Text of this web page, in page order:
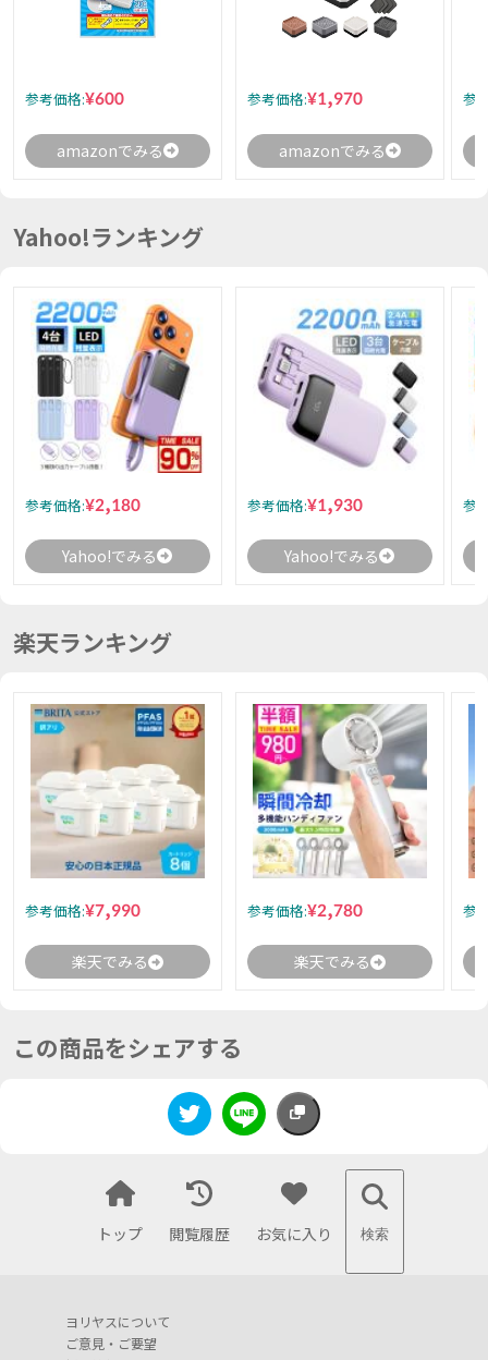
参考価格:¥600
amazonでみる
参考価格:¥1,970
amazonでみる
参
Yahoo!ランキング
参考価格:¥2,180
Yahoo!でみる
参考価格:¥1,930
Yahoo!でみる
参
楽天ランキング
参考価格:¥7,990
楽天でみる
参考価格:¥2,780
楽天でみる
参
この商品をシェアする
トップ 閲覧履歴 お気に入り 検索
ヨリヤスについて
ご意見・ご要望